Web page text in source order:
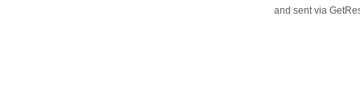
and sent via